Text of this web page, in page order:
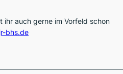
ihr auch gerne im Vorfeld schon
bhs.de